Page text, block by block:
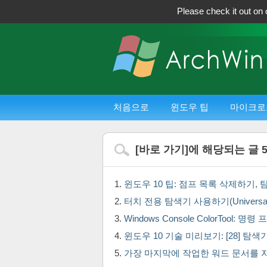
Please check it out on
처음으로 윈도우 팁 마이크
[바로 가기 ]에 해당되는 글 5
윈도우 10 팁: 점프 목록 삭제하기,
터치 전용 탐색기 사용하기
Windows Console ColorTool: 명령
윈도우 10 기술 미리보기: [28] 탐색
가장 마지막에 작업한 워드 문서를